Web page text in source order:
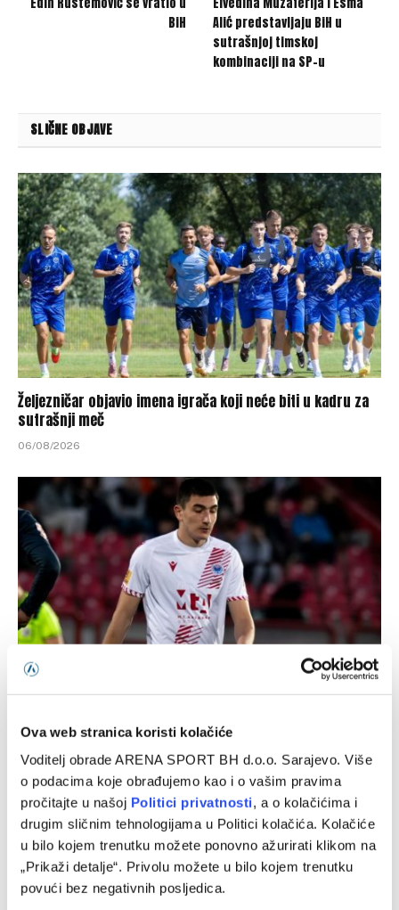
Ova web stranica koristi kolačiće
Voditelj obrade ARENA SPORT BH d.o.o. Sarajevo. Više
o podacima koje obrađujemo kao i o vašim pravima
pročitajte u našoj Politici privatnosti, a o kolačićima i
drugim sličnim tehnologijama u Politici kolačića. Kolačiće
u bilo kojem trenutku možete ponovno ažurirati klikom na
„Prikaži detalje“. Privolu možete u bilo kojem trenutku
povući bez negativnih posljedica.
BiH
Alić predstavljaju BiH u
sutrašnjoj timskoj
kombinaciji na SP-u
SLIČNE OBJAVE
Željezničar objavio imena igrača koji neće biti u kadru za
sutrašnji meč
06/08/2026
federalnom prvoligašu